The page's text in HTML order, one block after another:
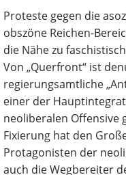
Proteste gegen die
obszöne Reichen-
die Nähe zu
Von „Querfront“ ist
regierungsamtliche
einer der
neoliberalen Offensive
Fixierung hat den
Protagonisten der
auch die Wegbereiter